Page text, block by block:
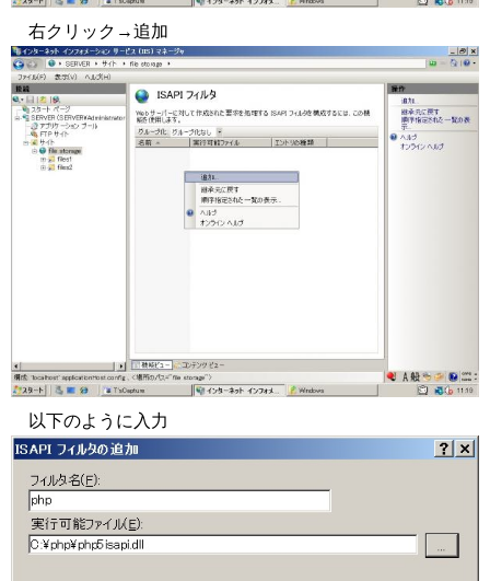
右クリック→追加
以下のように入力